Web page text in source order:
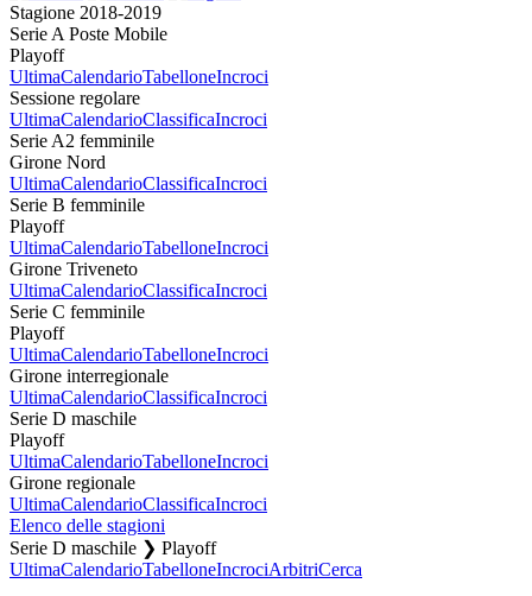
Stagione 2018-2019
Serie A Poste Mobile
Playoff
UltimaCalendarioTabelloneIncroci
Sessione regolare
UltimaCalendarioClassificaIncroci
Serie A2 femminile
Girone Nord
UltimaCalendarioClassificaIncroci
Serie B femminile
Playoff
UltimaCalendarioTabelloneIncroci
Girone Triveneto
UltimaCalendarioClassificaIncroci
Serie C femminile
Playoff
UltimaCalendarioTabelloneIncroci
Girone interregionale
UltimaCalendarioClassificaIncroci
Serie D maschile
Playoff
UltimaCalendarioTabelloneIncroci
Girone regionale
UltimaCalendarioClassificaIncroci
Elenco delle stagioni
Serie D maschile ❯ Playoff
UltimaCalendarioTabelloneIncrociArbitriCerca